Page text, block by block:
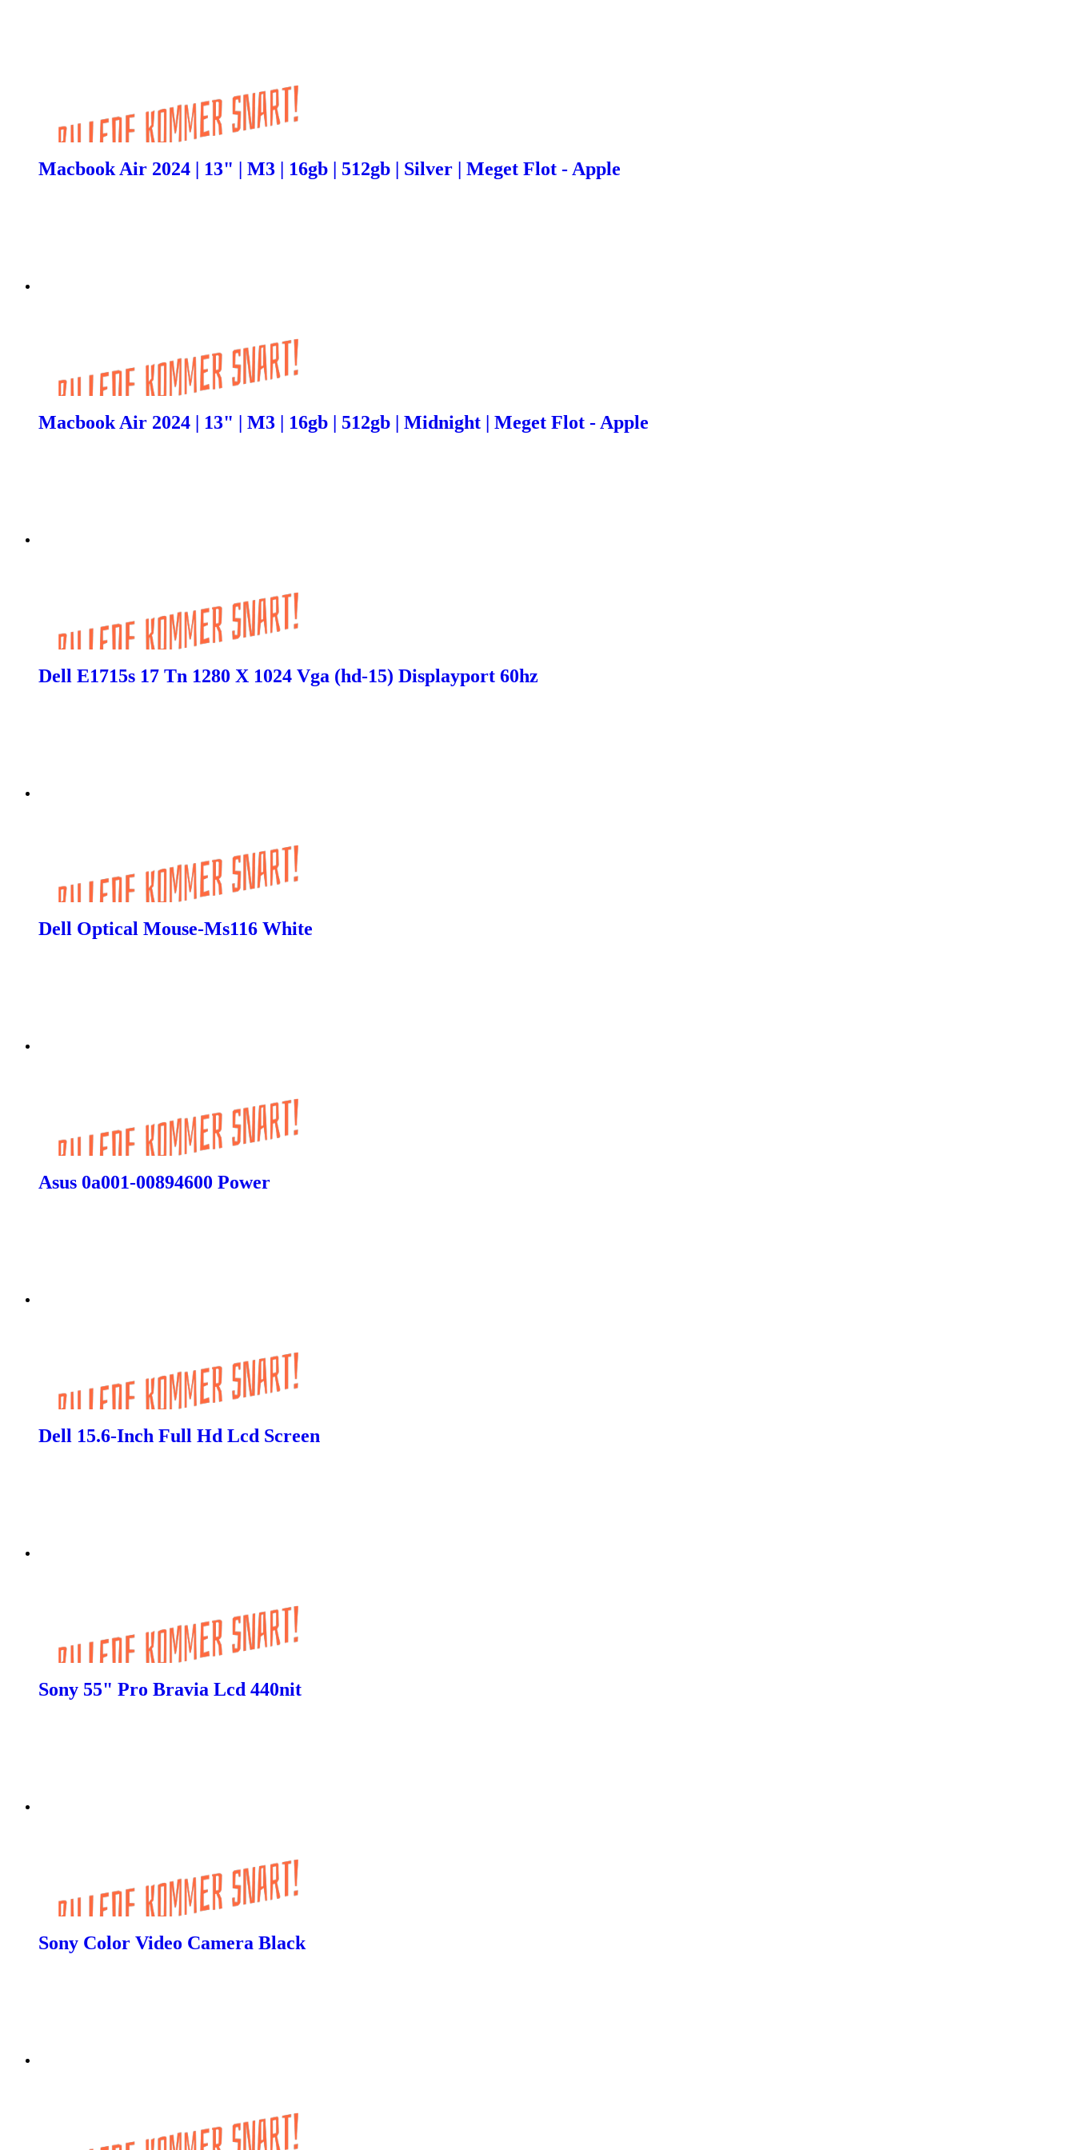
Macbook Air 2024 | 13" | M3 | 16gb | 512gb | Silver | Meget Flot - Apple
Macbook Air 2024 | 13" | M3 | 16gb | 512gb | Midnight | Meget Flot - Apple
Dell E1715s 17 Tn 1280 X 1024 Vga (hd-15) Displayport 60hz
Dell Optical Mouse-Ms116 White
Asus 0a001-00894600 Power
Dell 15.6-Inch Full Hd Lcd Screen
Sony 55" Pro Bravia Lcd 440nit
Sony Color Video Camera Black